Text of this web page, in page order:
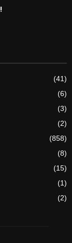
(41)
(6)
(3)
(2)
(858)
(8)
(15)
(1)
(2)